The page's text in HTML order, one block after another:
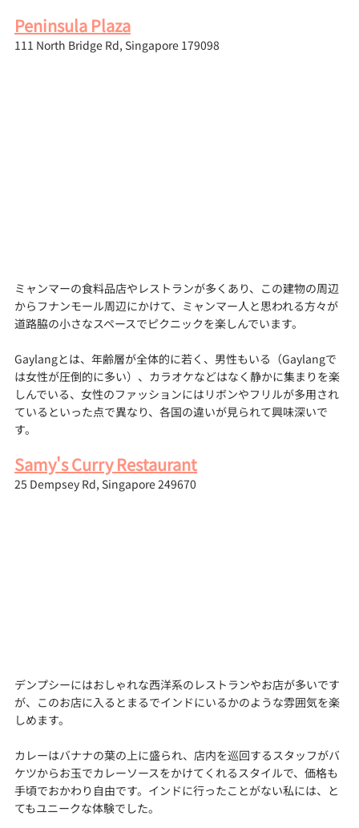
Peninsula Plaza
111 North Bridge Rd, Singapore 179098
ミャンマーの食料品店やレストランが多くあり、この建物の周辺
からフナンモール周辺にかけて、ミャンマー人と思われる方々が
道路脇の小さなスペースでピクニックを楽しんでいます。
Gaylangとは、年齢層が全体的に若く、男性もいる（Gaylangで
は女性が圧倒的に多い）、カラオケなどはなく静かに集まりを楽
しんでいる、女性のファッションにはリボンやフリルが多用され
ているといった点で異なり、各国の違いが見られて興味深いで
す。
Samy's Curry Restaurant
25 Dempsey Rd, Singapore 249670
デンプシーにはおしゃれな西洋系のレストランやお店が多いです
が、このお店に入るとまるでインドにいるかのような雰囲気を楽
しめます。
カレーはバナナの葉の上に盛られ、店内を巡回するスタッフがバ
ケツからお玉でカレーソースをかけてくれるスタイルで、価格も
手頃でおかわり自由です。インドに行ったことがない私には、と
てもユニークな体験でした。